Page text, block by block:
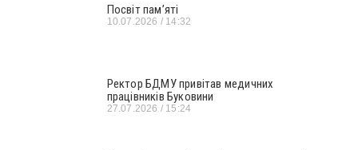
Посвіт пам’яті
10.07.2026 14:32
Ректор БДМУ привітав медичних
працівників Буковини
27.07.2026 15:24